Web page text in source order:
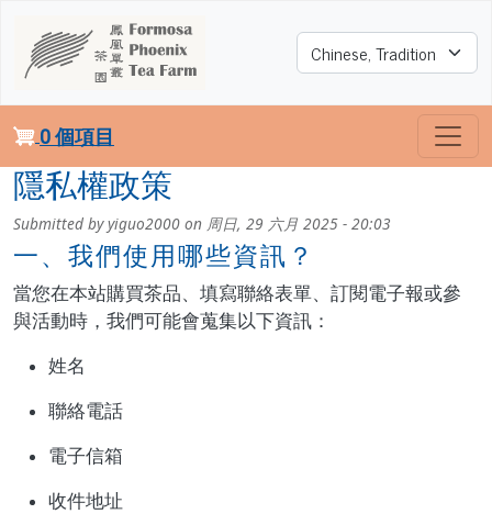
Select your language
0 個項目
隱私權政策
Submitted byyiguo2000 on 周日, 29 六月 2025 - 20:03
一、我們使用哪些資訊？
當您在本站購買茶品、填寫聯絡表單、訂閱電子報或參
與活動時，我們可能會蒐集以下資訊：
姓名
聯絡電話
電子信箱
收件地址